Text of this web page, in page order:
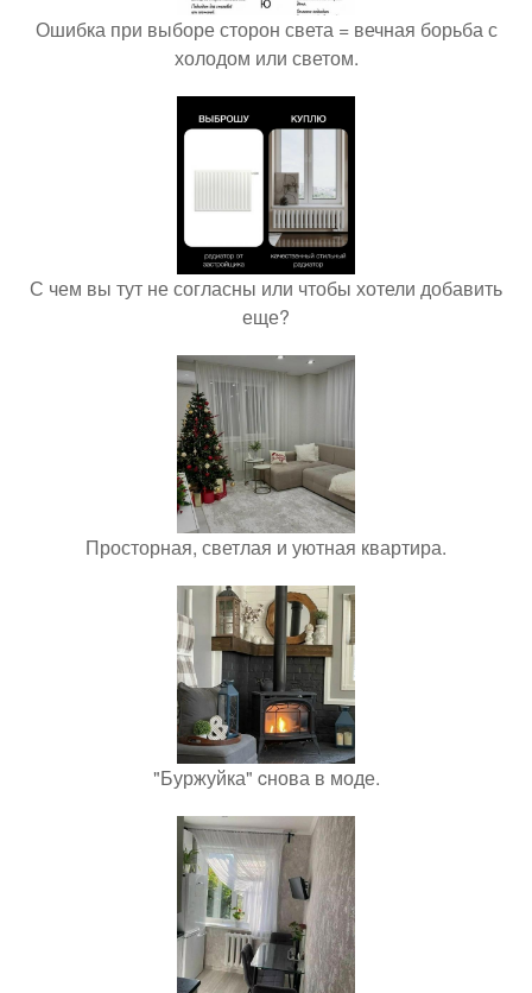
Ошибка при выборе сторон света = вечная борьба с
холодом или светом.
С чем вы тут не согласны или чтобы хотели добавить
еще?
Просторная, светлая и уютная квартира.
"Буржуйка" cнова в моде.